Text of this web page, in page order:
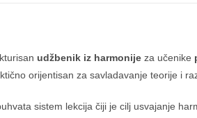
udžbenik iz harmonije za učenike
orijentisan za savladavanje teorije i
sistem lekcija čiji je cilj usvajanje